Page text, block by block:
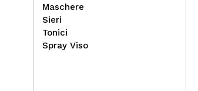
Maschere
Sieri
Tonici
Spray Viso